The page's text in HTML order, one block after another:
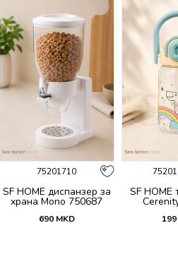
75201710
SF HOME диспанзер за
храна Mono 750687
690 MKD
SF HOME
199